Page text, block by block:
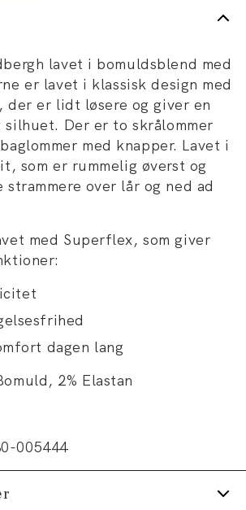
lavet i bomuldsblend med
er lavet i klassisk design med
er lidt løsere og giver en
silhuet. Der er to skrålommer
med knapper. Lavet i
som er rummelig øverst og
strammere over lår og ned ad
med Superflex, som giver
dagen lang
2% Elastan
005444